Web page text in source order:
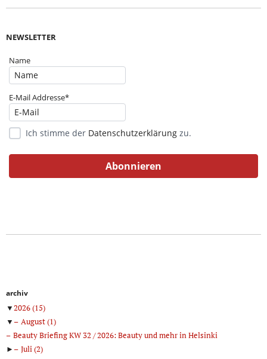
NEWSLETTER
Name
E-Mail Addresse*
Ich stimme der Datenschutzerklärung zu.
archiv
▼2026(15)
▼
August(1)
Beauty Briefing KW 32 / 2026: Beauty und mehr in Helsinki
►
Juli(2)